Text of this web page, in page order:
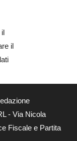
il
- Via Nicola
Fiscale e Partita